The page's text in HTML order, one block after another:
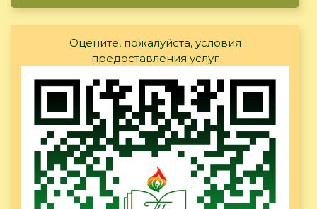
Оцените, пожалуйста, условия
предоставления услуг